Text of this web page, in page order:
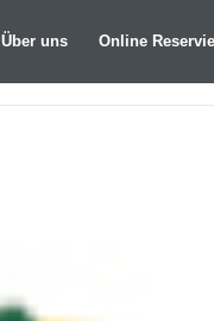
Über uns Online